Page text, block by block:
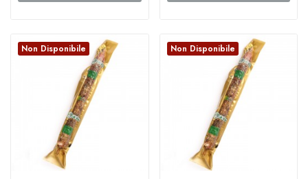
Non Disponibile Non Disponibile